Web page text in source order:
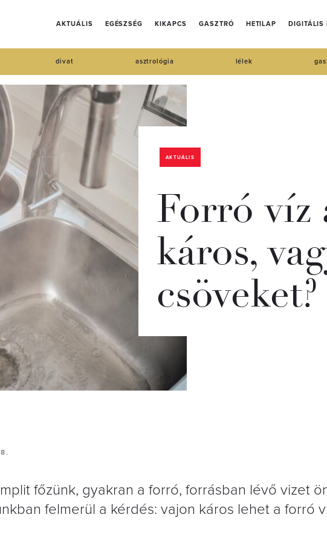
AKTUÁLIS EGÉSZSÉG KIKAPCS GASZTRÓ HETILAP DIGITÁLIS
divat asztrológia lélek
AKTUÁLIS
Forró víz
káros,
csöveket?
főzünk, gyakran a forró, forrásban lévő vizet
felmerül a kérdés: vajon káros lehet a forró